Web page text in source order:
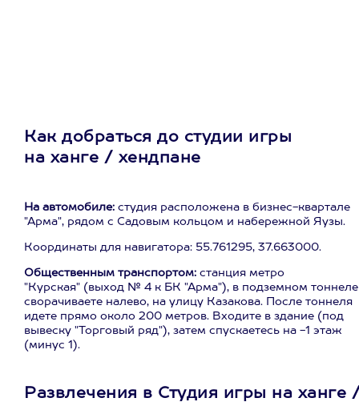
Как добраться до студии игры
на ханге / хендпане
На автомобиле: студия расположена в бизнес-квартале
"Арма", рядом с Садовым кольцом и набережной Яузы.
Координаты для навигатора: 55.761295, 37.663000.
Общественным транспортом: станция метро
"Курская" (выход № 4 к БК "Арма"), в подземном тоннеле
сворачиваете налево, на улицу Казакова. После тоннеля
идете прямо около 200 метров. Входите в здание (под
вывеску "Торговый ряд"), затем спускаетесь на -1 этаж
(минус 1).
Развлечения в Студия игры на ханге